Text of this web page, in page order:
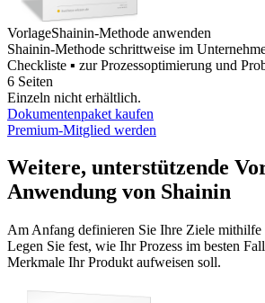
VorlageShainin-Methode anwenden
Shainin-Methode schrittweise im
Checkliste ▪ zur Prozessoptimierung und
6 Seiten
Einzeln nicht erhältlich.
Dokumentenpaket kaufen
Premium-Mitglied werden
Weitere, unterstützende
Anwendung von Shainin
Am Anfang definieren Sie Ihre Ziele
Legen Sie fest, wie Ihr Prozess im besten
Merkmale Ihr Produkt aufweisen soll.